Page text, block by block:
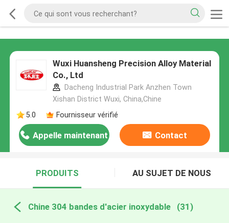
Wuxi Huansheng Precision Alloy Material
Co., Ltd
Dacheng Industrial Park Anzhen Town
Xishan District Wuxi, China,Chine
5.0
Fournisseur vérifié
Appelle maintenant Contact
PRODUITS AU SUJET DE NOUS
Chine 304 bandes d'acier inoxydable (31)